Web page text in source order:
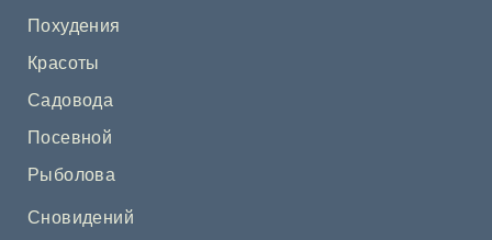
Похудения
Красоты
Садовода
Посевной
Рыболова
Сновидений